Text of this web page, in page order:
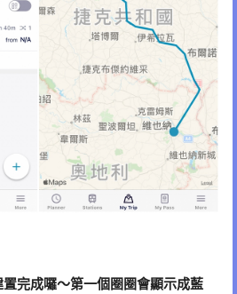
完成囉～第一個圈圈會顯示成藍